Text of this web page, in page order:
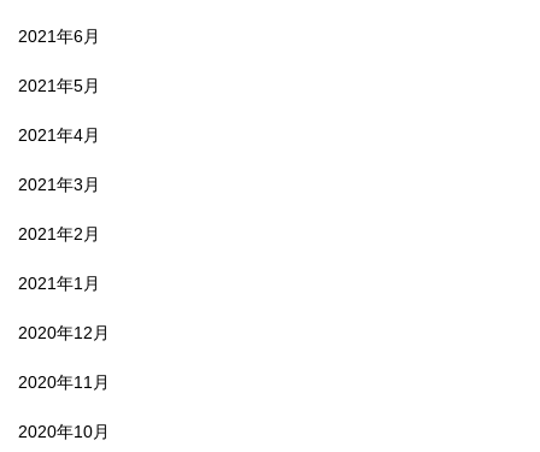
2021年6月
2021年5月
2021年4月
2021年3月
2021年2月
2021年1月
2020年12月
2020年11月
2020年10月